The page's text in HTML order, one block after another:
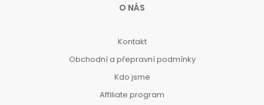
O NÁS
Kontakt
Obchodní a přepravní podmínky
Kdo jsme
Affiliate program